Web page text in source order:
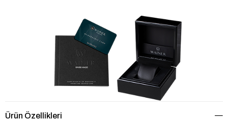
Ürün Özellikleri